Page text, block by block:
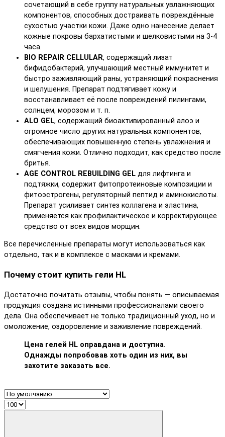
сочетающий в себе группу натуральных увлажняющих
компонентов, способных достраивать повреждённые
сухостью участки кожи. Даже одно нанесение делает
кожные покровы бархатистыми и шелковистыми на 3-4
часа.
BIO REPAIR CELLULAR, содержащий лизат
бифидобактерий, улучшающий местный иммунитет и
быстро заживляющий раны, устраняющий покраснения
и шелушения. Препарат подтягивает кожу и
восстанавливает её после повреждений пилингами,
солнцем, морозом и т. п.
ALO GEL, содержащий биоактивированный алоэ и
огромное число других натуральных компонентов,
обеспечивающих повышенную степень увлажнения и
смягчения кожи. Отлично подходит, как средство после
бритья.
AGE CONTROL REBUILDING GEL для лифтинга и
подтяжки, содержит фитопротеиновые композиции и
фитоэстрогены, регуляторный пептид и аминокислоты.
Препарат усиливает синтез коллагена и эластина,
применяется как профилактическое и корректирующее
средство от всех видов морщин.
Все перечисленные препараты могут использоваться как
отдельно, так и в комплексе с масками и кремами.
Почему стоит купить гели HL
Достаточно почитать отзывы, чтобы понять — описываемая
продукция создана истинными профессионалами своего
дела. Она обеспечивает не только традиционный уход, но и
омоложение, оздоровление и заживление повреждений.
Цена гелей HL оправдана и доступна.
Однажды попробовав хоть один из них, вы
захотите заказать все.